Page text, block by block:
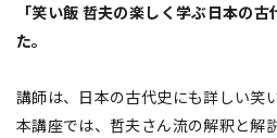
「笑い飯 哲夫の楽しく学ぶ日本の
た。
講師は、日本の古代史にも詳しい笑
本講座では、哲夫さん流の解釈と解